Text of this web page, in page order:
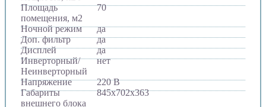
Площадь
помещения, м2
70
Ночной режим
да
Доп. фильтр
да
Дисплей
да
Инверторный/
Неинверторный
нет
Напряжение
220 В
Габариты
внешнего блока
845х702х363